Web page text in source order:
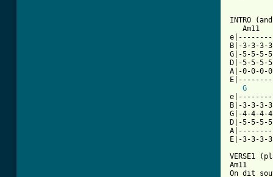
INTRO
B|-3-3-3-
G|-5-5-5-
D|-5-5-5-
A|-0-0-
G
B|-3-3-3-
G|-4-4-4-
D|-5-5-5-
E|-3-3-3-
VERSE1
Am11
On dit